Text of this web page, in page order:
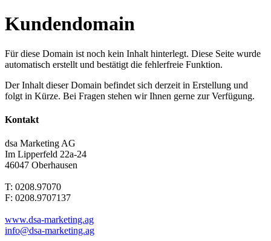
Kundendomain
Für diese Domain ist noch kein Inhalt hinterlegt. Diese Seite wurde
automatisch erstellt und bestätigt die fehlerfreie Funktion.
Der Inhalt dieser Domain befindet sich derzeit in Erstellung und
folgt in Kürze. Bei Fragen stehen wir Ihnen gerne zur Verfügung.
Kontakt
dsa Marketing AG
Im Lipperfeld 22a-24
46047 Oberhausen
T: 0208.97070
F: 0208.9707137
www.dsa-marketing.ag
info@dsa-marketing.ag